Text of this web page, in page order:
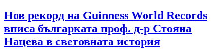
Академия
„Щастлив
живот“
и
д-
Нов рекорд на Guinness World Records
вписа българката проф. д-р Стояна
Нацева в световната история